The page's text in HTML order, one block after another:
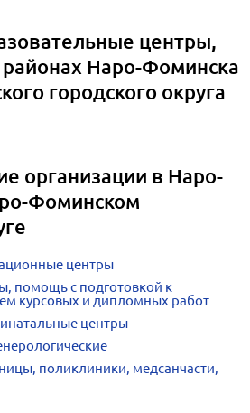
центры,
районах Наро-Фоминска
городского округа
организации в Наро-
Фоминском
центры
помощь с подготовкой к
курсовых и дипломных работ
центры
поликлиники, медсанчасти,